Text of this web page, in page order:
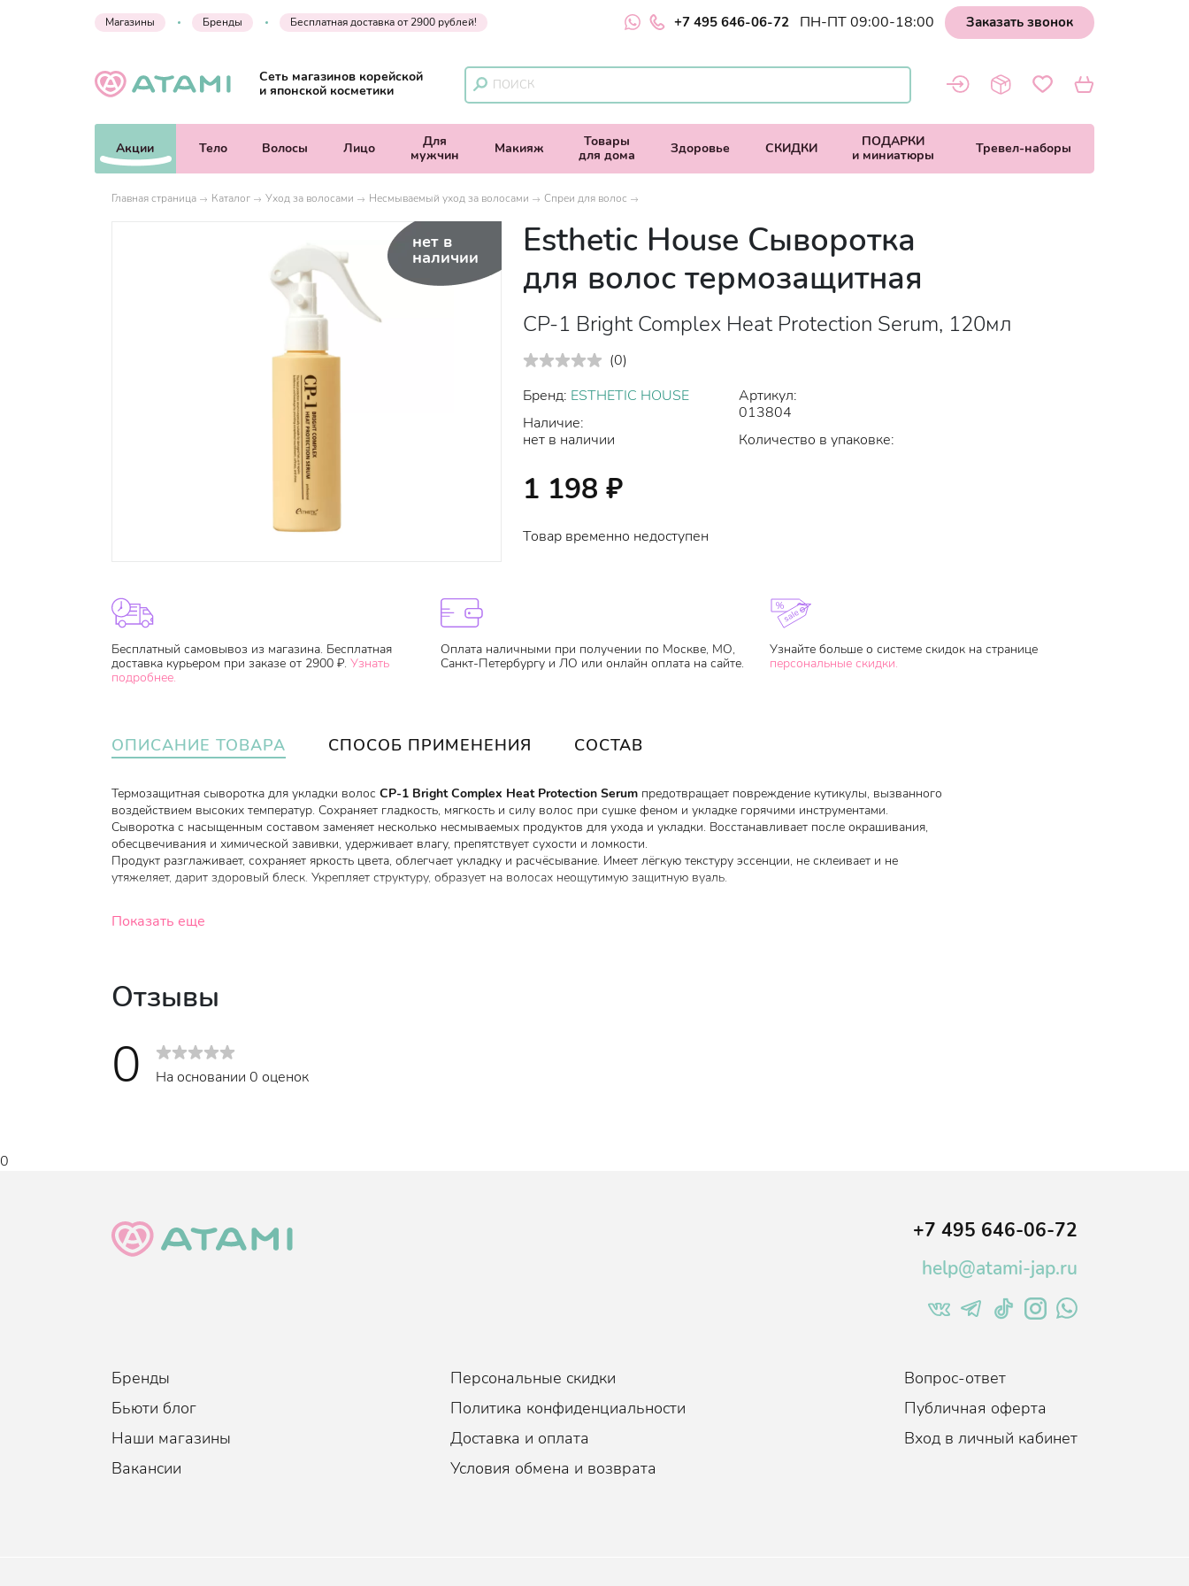
Магазины Бренды Бесплатная доставка от 2900 рублей! +7 495 646-06-72 ПН-ПТ 09:00-18:00 Заказать звонок
Сеть магазинов корейской
и японской косметики
Акции Тело Волосы Лицо
Для
мужчин
Макияж
Товары
для дома
Здоровье СКИДКИ
ПОДАРКИ
и миниатюры
Тревел-наборы
Главная страница Каталог Уход за волосами Несмываемый уход за волосами Спреи для волос
нет в
наличии
Esthetic House Сыворотка
для волос термозащитная
CP-1 Bright Complex Heat Protection Serum, 120мл
(0)
Бренд: ESTHETIC HOUSE
Наличие:
нет в наличии
Артикул:
013804
Количество в упаковке:
1 198 ₽
Товар временно недоступен
Бесплатный самовывоз из магазина. Бесплатная
доставка курьером при заказе от 2900 ₽. Узнать
подробнее.
Оплата наличными при получении по Москве, МО,
Санкт-Петербургу и ЛО или онлайн оплата на сайте.
Узнайте больше о системе скидок на странице
персональные скидки.
ОПИСАНИЕ ТОВАРА СПОСОБ ПРИМЕНЕНИЯ СОСТАВ
Термозащитная сыворотка для укладки волос CP-1 Bright Complex Heat Protection Serum предотвращает повреждение кутикулы, вызванного
воздействием высоких температур. Сохраняет гладкость, мягкость и силу волос при сушке феном и укладке горячими инструментами.
Сыворотка с насыщенным составом заменяет несколько несмываемых продуктов для ухода и укладки. Восстанавливает после окрашивания,
обесцвечивания и химической завивки, удерживает влагу, препятствует сухости и ломкости.
Продукт разглаживает, сохраняет яркость цвета, облегчает укладку и расчёсывание. Имеет лёгкую текстуру эссенции, не склеивает и не
утяжеляет, дарит здоровый блеск. Укрепляет структуру, образует на волосах неощутимую защитную вуаль.
Основные действующие компоненты:
Аминокислоты
Пантенол (витамин B5)
увлажняет и поддерживает оптимальный уровень гидратации.
Масло жожоба
тончайшей пленкой, масло питает их, приглаживает кератиновые чешуйки и защищает от негативного воздействия
внешних факторов.
Показать еще
Отзывы
0 На основании 0 оценок
0
+7 495 646-06-72
help@atami-jap.ru
Бренды
Бьюти блог
Наши магазины
Вакансии
Персональные скидки
Политика конфиденциальности
Доставка и оплата
Условия обмена и возврата
Вопрос-ответ
Публичная оферта
Вход в личный кабинет